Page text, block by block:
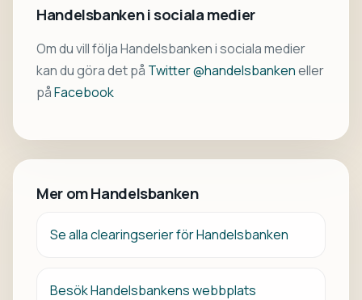
Handelsbanken i sociala medier
Om du vill följa Handelsbanken i sociala medier
kan du göra det på Twitter @handelsbankeneller
påFacebook
Mer om Handelsbanken
Se alla clearingserier för Handelsbanken
Besök Handelsbankens webbplats